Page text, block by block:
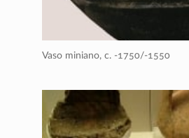
Vaso miniano, c. -1750/-1550